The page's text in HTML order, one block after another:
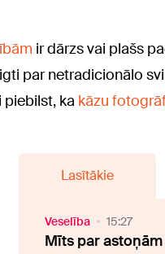
ir dārzs vai plašs
par netradicionālo
ka kāzu
Lasītākie
Veselība 15:27
Mīts par